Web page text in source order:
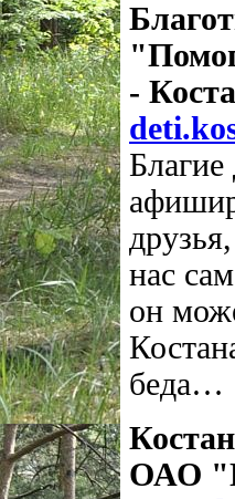
-
Благие
нас
он
беда…
ОАО